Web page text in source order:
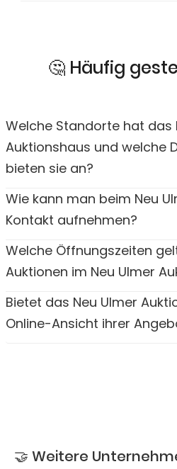
🤔 Häufig
Welche Standorte hat das
Auktionshaus und welche
bieten sie an?
Wie kann man beim Neu
Kontakt aufnehmen?
Welche Öffnungszeiten
Auktionen im Neu Ulmer
Bietet das Neu Ulmer
Online-Ansicht ihrer
🤝 Weitere